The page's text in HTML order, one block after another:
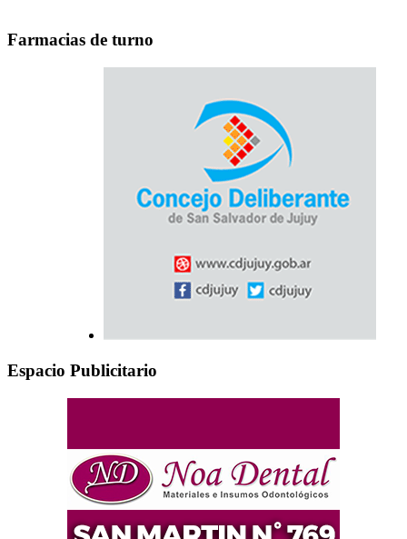
Farmacias de turno
Espacio Publicitario